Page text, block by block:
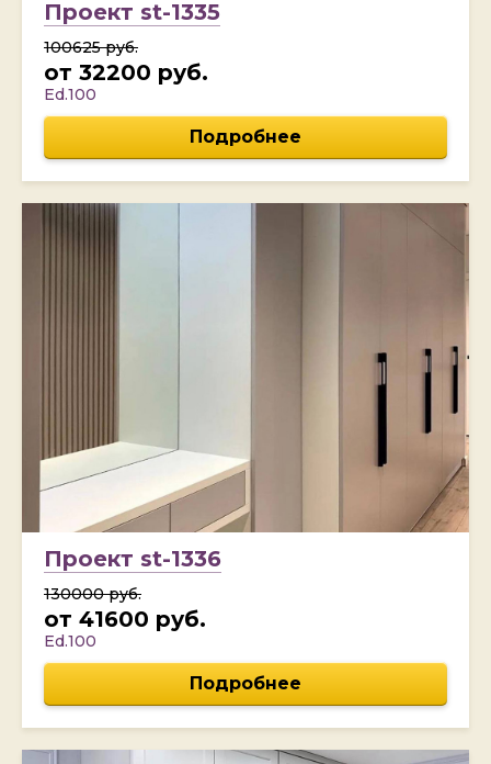
Проект st-1335
100625 руб.
от 32200 руб.
Ed.100
Подробнее
Проект st-1336
130000 руб.
от 41600 руб.
Ed.100
Подробнее